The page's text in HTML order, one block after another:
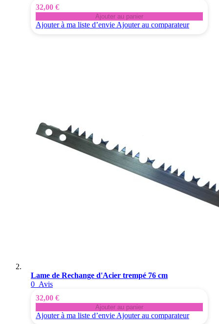
32,00 €
Ajouter au panier
Ajouter à ma liste d’envie Ajouter au comparateur
Lame de Rechange d'Acier trempé 76 cm
0 Avis
32,00 €
Ajouter au panier
Ajouter à ma liste d’envie Ajouter au comparateur